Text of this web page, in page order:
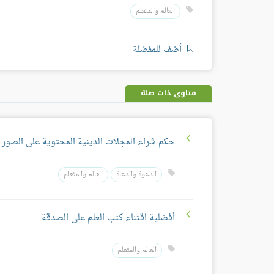
العالم والمتعلم
أضف للمفضلة
فتاوى ذات صلة
حكم شراء المجلات الدينية المحتوية على الصور
الدعوة والدعاة العالم والمتعلم
أفضلية اقتناء كتب العلم على الصدقة
العالم والمتعلم